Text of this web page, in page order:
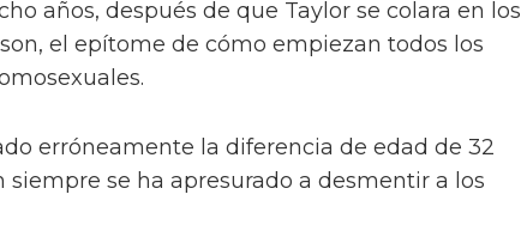
años, después de que Taylor se colara en los
el epítome de cómo empiezan todos los
erróneamente la diferencia de edad de 32
siempre se ha apresurado a desmentir a los